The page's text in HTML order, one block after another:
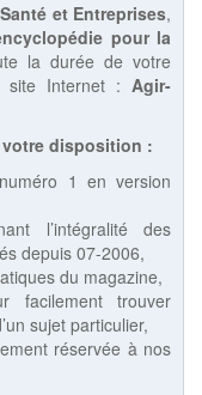
et Entreprises,
pour la
la durée de votre
site Internet : Agir-
votre disposition :
1 en version
l’intégralité des
depuis 07-2006,
du magazine,
facilement trouver
sujet particulier,
réservée à nos